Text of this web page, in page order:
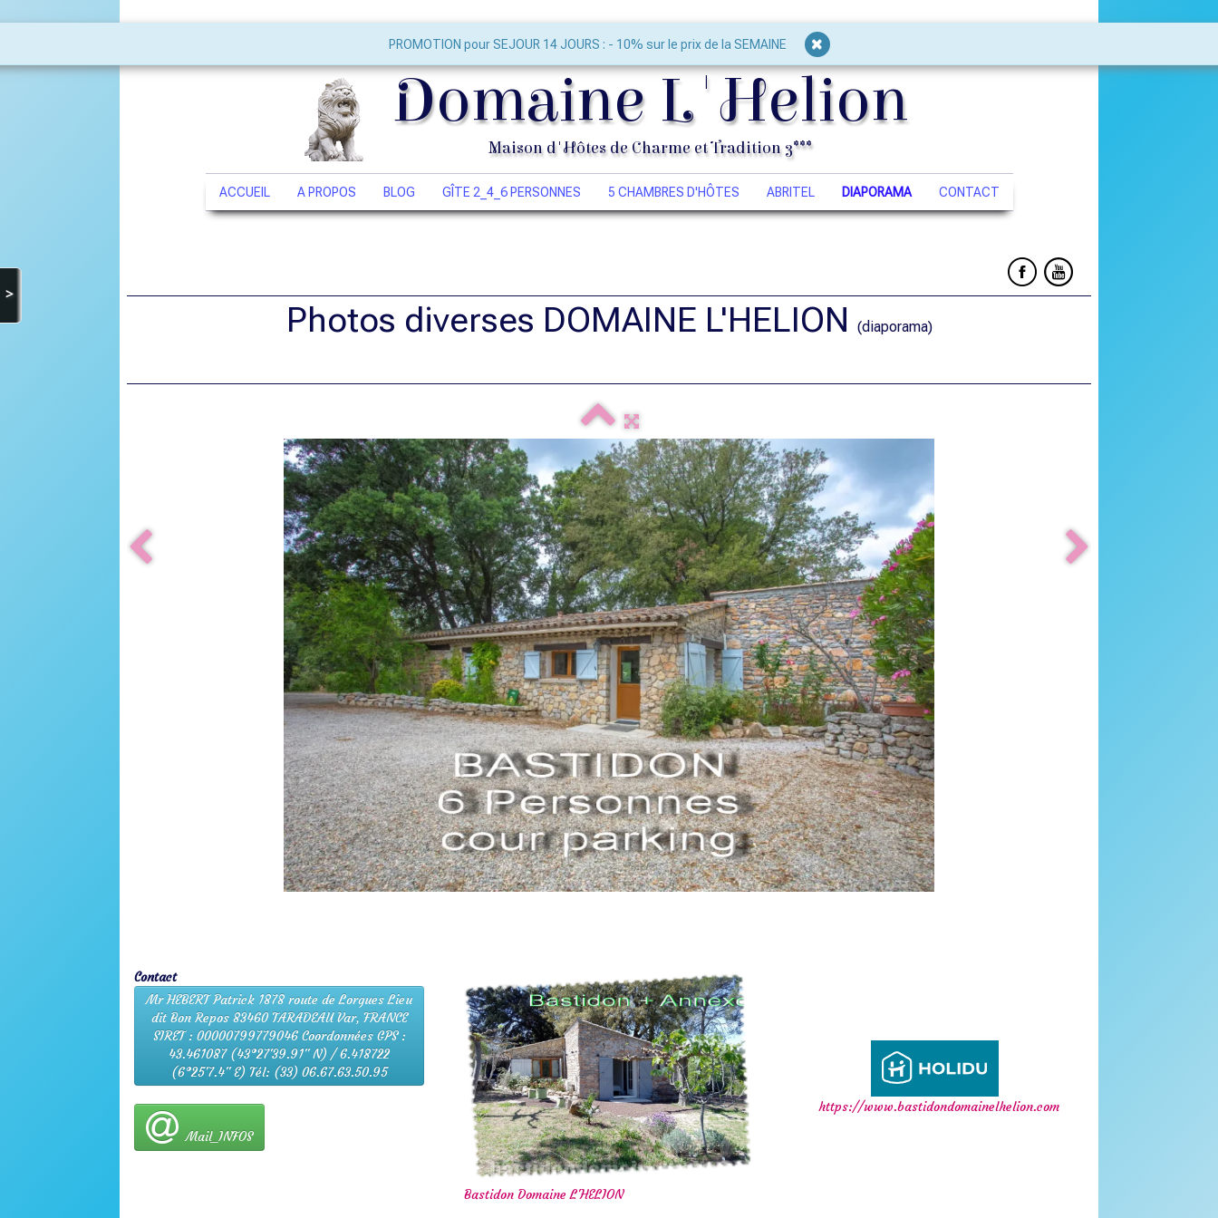
PROMOTION pour SEJOUR 14 JOURS : - 10% sur le prix de la SEMAINE
Domaine L'Helion
Maison d'Hôtes de Charme et Tradition 3***
ACCUEIL A PROPOS BLOG GÎTE 2_4_6 PERSONNES 5 CHAMBRES D'HÔTES ABRITEL DIAPORAMA CONTACT
>
Photos diverses DOMAINE L'HELION (diaporama)
Contact
Mr HEBERT Patrick 1878 route de Lorgues Lieu
dit Bon Repos 83460 TARADEAU Var, FRANCE
SIRET : 00000799779046 Coordonnées GPS :
43.461087 (43°27'39.91" N) / 6.418722
(6°25'7.4" E) Tél: (33) 06.67.63.50.95
Mail_INFOS
Bastidon Domaine L'HELION
https://www.bastidondomainelhelion.com